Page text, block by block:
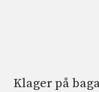
Klager på